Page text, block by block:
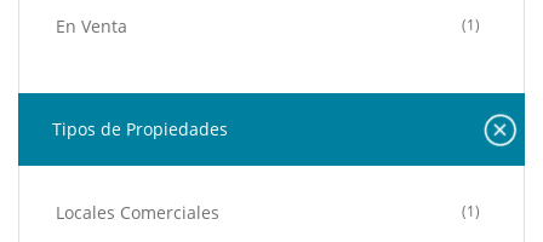
En Venta (1)
Tipos de Propiedades
Locales Comerciales (1)